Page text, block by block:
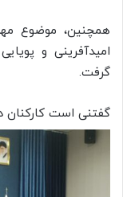
همچنین، موضوع
امیدآفرینی و
گرفت.
گفتنی است کارکنان